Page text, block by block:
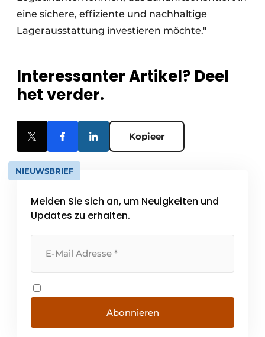
eine sichere, effiziente und nachhaltige
Lagerausstattung investieren möchte."
Interessanter Artikel? Deel
het verder.
Kopieer
NIEUWSBRIEF
Melden Sie sich an, um Neuigkeiten und
Updates zu erhalten.
Abonnieren